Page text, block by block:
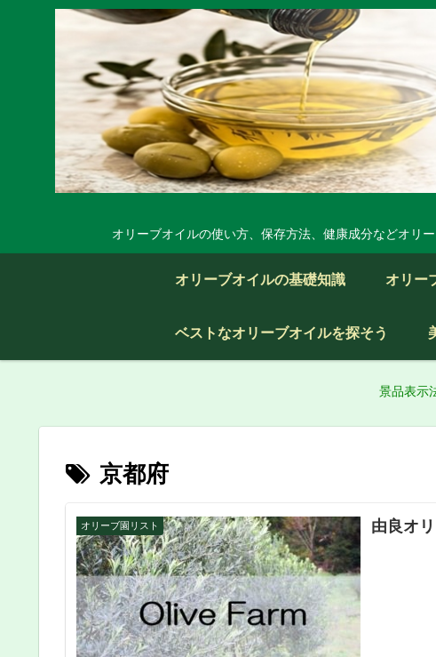
オリーブオイルの使い方、保存方法、健康成分などオリ
オリーブオイルの基礎知識 オリー
ベストなオリーブオイルを探そう
景品表示
京都府
オリーブ園リスト 由良オ